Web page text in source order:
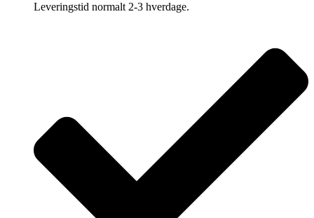
Leveringstid normalt 2-3 hverdage.